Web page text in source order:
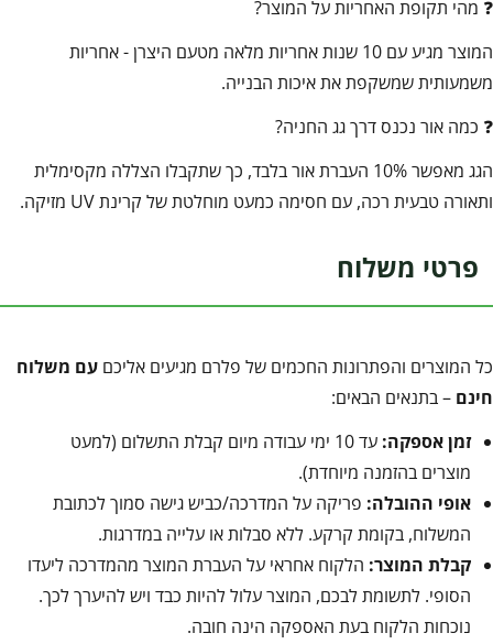
❓ מהי תקופת האחריות על המוצר?
המוצר מגיע עם 10 שנות אחריות מלאה מטעם היצרן - אחריות
משמעותית שמשקפת את איכות הבנייה.
❓ כמה אור נכנס דרך גג החניה?
הגג מאפשר 10% העברת אור בלבד, כך שתקבלו הצללה מקסימלית
ותאורה טבעית רכה, עם חסימה כמעט מוחלטת של קרינת UV מזיקה.
פרטי משלוח
כל המוצרים והפתרונות החכמים של פלרם מגיעים אליכם עם משלוח
חינם – בתנאים הבאים:
זמן אספקה:
עד 10 ימי עבודה מיום קבלת התשלום (למעט
מוצרים בהזמנה מיוחדת).
אופי ההובלה: פריקה על המדרכה/כביש גישה סמוך לכתובת
המשלוח, בקומת קרקע. ללא סבלות או עלייה במדרגות.
קבלת המוצר: הלקוח אחראי על העברת המוצר מהמדרכה ליעדו
הסופי. לתשומת לבכם, המוצר עלול להיות כבד ויש להיערך לכך.
נוכחות הלקוח בעת האספקה הינה חובה.